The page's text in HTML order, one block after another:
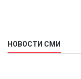
НОВОСТИ СМИ